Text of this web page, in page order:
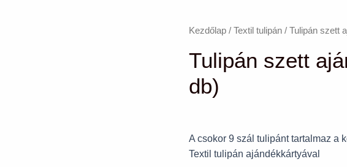
Kezdőlap / Textil tulipán / Tulipán szett
Tulipán szett
db)
A csokor 9 szál tulipánt tartalmaz a
Textil tulipán ajándékkártyával
Tulipán
ajándékkártyával
db)